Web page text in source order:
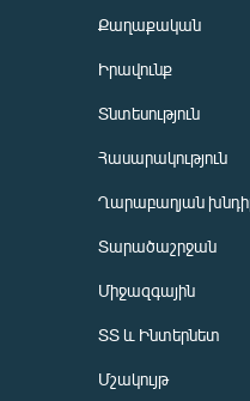
Քաղաքական
Իրավունք
Տնտեսություն
Հասարակություն
Ղարաբաղյան
Տարածաշրջան
Միջազգային
ՏՏ և Ինտերնետ
Մշակույթ